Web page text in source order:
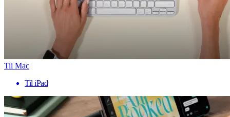
Til Mac
Til iPad